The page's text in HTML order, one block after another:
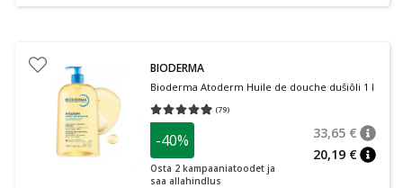
BIODERMA
Bioderma Atoderm Huile de douche dušiõli 1 l
(79)
Keskmine hinnang 4.95
-40%
Osta 2 kampaaniatoodet ja
saa allahindlus
33,65 €
20,19 €